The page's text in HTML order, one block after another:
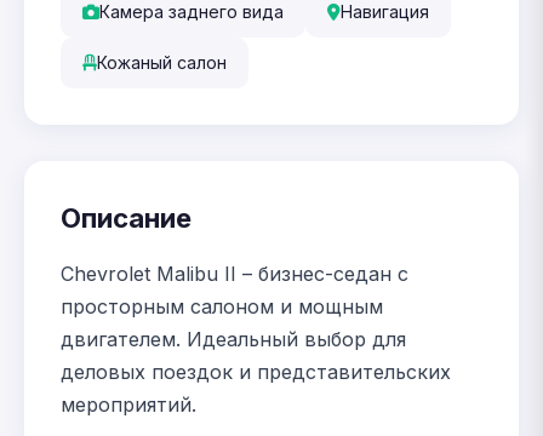
Камера заднего вида Навигация
Кожаный салон
Описание
Chevrolet Malibu II – бизнес-седан с
просторным салоном и мощным
двигателем. Идеальный выбор для
деловых поездок и представительских
мероприятий.